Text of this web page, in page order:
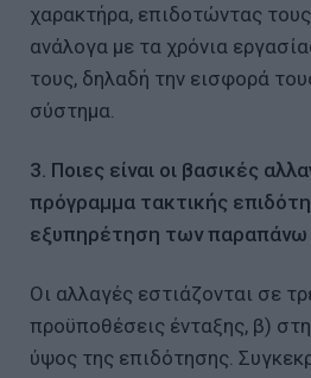
χαρακτήρα, επιδοτώντας
ανάλογα με τα χρόνια
τους, δηλαδή την εισφορά
σύστημα.
3. Ποιες είναι οι βασικές
πρόγραμμα τακτικής
εξυπηρέτηση των
Οι αλλαγές εστιάζονται σε
προϋποθέσεις ένταξης, β)
ύψος της επιδότησης.